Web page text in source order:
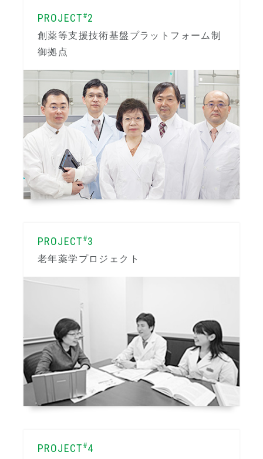
PROJECT#2
創薬等支援技術基盤プラットフォーム制
御拠点
PROJECT#3
老年薬学プロジェクト
PROJECT#4